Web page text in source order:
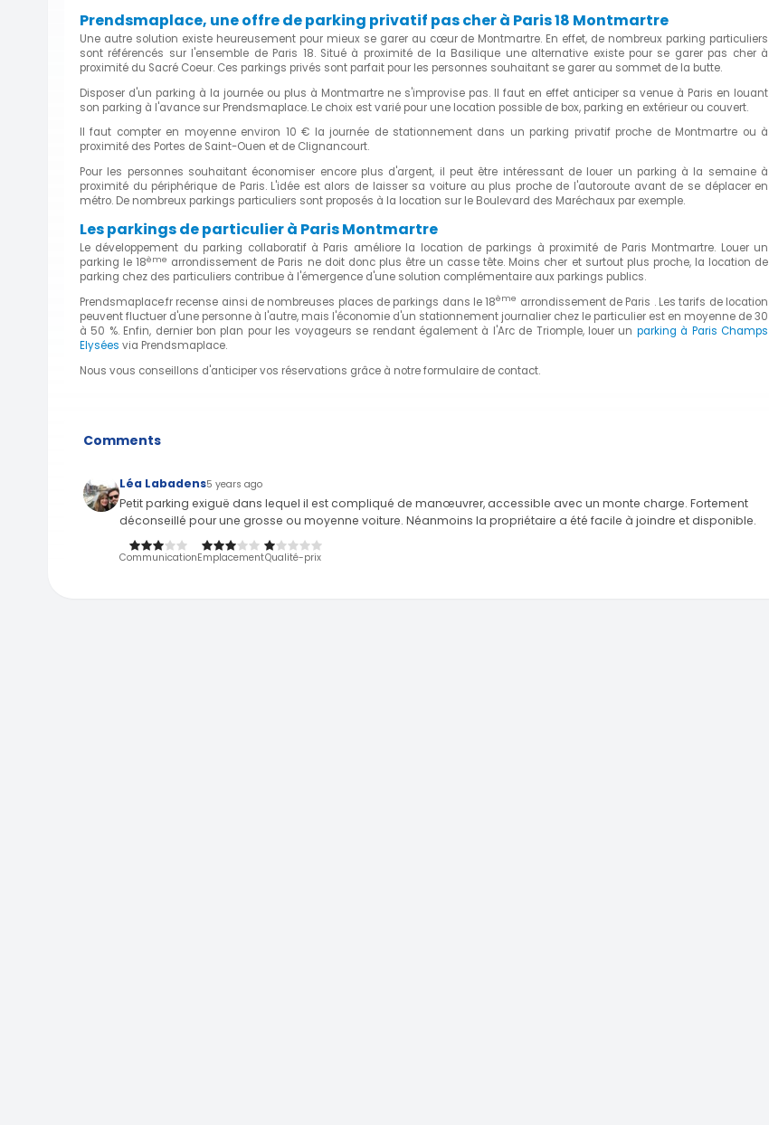
Prendsmaplace, une offre de parking privatif pas cher à Paris 18 Montmartre
Une autre solution existe heureusement pour mieux se garer au cœur de Montmartre. En effet, de nombreux parking particuliers
sont référencés sur l'ensemble de Paris 18. Situé à proximité de la Basilique une alternative existe pour se garer pas cher à
proximité du Sacré Coeur. Ces parkings privés sont parfait pour les personnes souhaitant se garer au sommet de la butte.
Disposer d'un parking à la journée ou plus à Montmartre ne s'improvise pas. Il faut en effet anticiper sa venue à Paris en louant
son parking à l'avance sur Prendsmaplace. Le choix est varié pour une location possible de box, parking en extérieur ou couvert.
Il faut compter en moyenne environ 10 € la journée de stationnement dans un parking privatif proche de Montmartre ou à
proximité des Portes de Saint-Ouen et de Clignancourt.
Pour les personnes souhaitant économiser encore plus d'argent, il peut être intéressant de louer un parking à la semaine à
proximité du périphérique de Paris. L'idée est alors de laisser sa voiture au plus proche de l'autoroute avant de se déplacer en
métro. De nombreux parkings particuliers sont proposés à la location sur le Boulevard des Maréchaux par exemple.
Les parkings de particulier à Paris Montmartre
Le développement du parking collaboratif à Paris améliore la location de parkings à proximité de Paris Montmartre. Louer un
parking le 18ème arrondissement de Paris ne doit donc plus être un casse tête. Moins cher et surtout plus proche, la location de
parking chez des particuliers contribue à l'émergence d'une solution complémentaire aux parkings publics.
Prendsmaplace.fr recense ainsi de nombreuses places de parkings dans le 18ème arrondissement de Paris . Les tarifs de location
peuvent fluctuer d'une personne à l'autre, mais l'économie d'un stationnement journalier chez le particulier est en moyenne de 30
à 50 %. Enfin, dernier bon plan pour les voyageurs se rendant également à l'Arc de Triomple, louer un parking à Paris Champs
Elysées via Prendsmaplace.
Nous vous conseillons d'anticiper vos réservations grâce à notre formulaire de contact.
Comments
Léa Labadens5 years ago
Petit parking exiguë dans lequel il est compliqué de manœuvrer, accessible avec un monte charge. Fortement
déconseillé pour une grosse ou moyenne voiture. Néanmoins la propriétaire a été facile à joindre et disponible.
CommunicationEmplacementQualité-prix